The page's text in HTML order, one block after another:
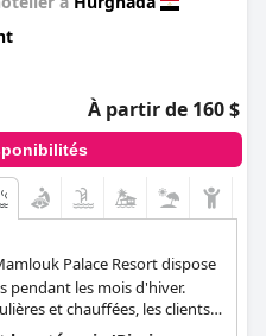
À partir de 160 $
Palace Resort dispose
pendant les mois d'hiver.
et chauffées, les clients
une caractéristique clé